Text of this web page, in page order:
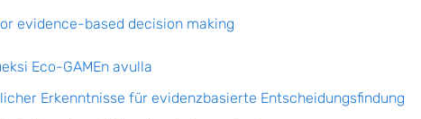
evidence-based decision making
Eco-GAMEn avulla
Erkenntnisse für evidenzbasierte Entscheidungsfindung